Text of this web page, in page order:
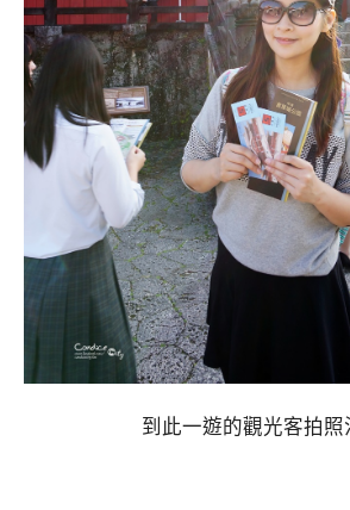
到此一遊的觀光客拍照